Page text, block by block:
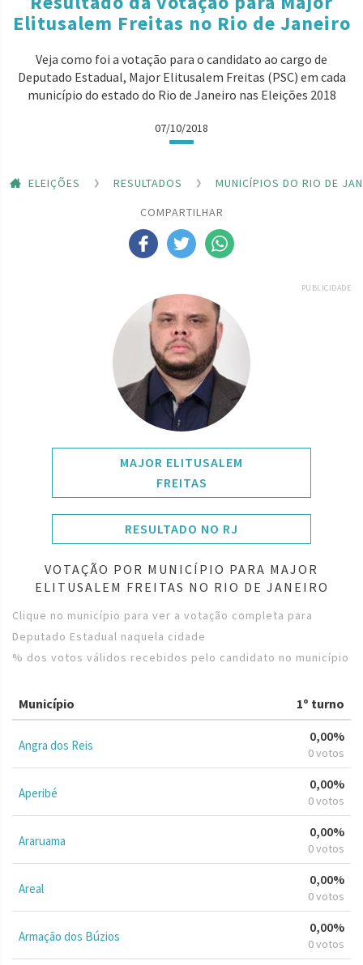
Elitusalem Freitas no Rio de Janeiro
Veja como foi a votação para o candidato ao cargo de
Deputado Estadual, Major Elitusalem Freitas (PSC) em cada
município do estado do Rio de Janeiro nas Eleições 2018
07/10/2018
ELEIÇÕES RESULTADOS
MUNICÍPIOS DO RIO DE
COMPARTILHAR
PUBLICIDADE
MAJOR ELITUSALEM
FREITAS
RESULTADO NO RJ
VOTAÇÃO POR MUNICÍPIO PARA MAJOR
ELITUSALEM FREITAS NO RIO DE JANEIRO
Clique no município para ver a votação completa para
Deputado Estadual naquela cidade
% dos votos válidos recebidos pelo candidato no município
Município 1º turno
Angra dos Reis
0,00%
0 votos
Aperibé
0,00%
0 votos
Araruama
0,00%
0 votos
Areal
0,00%
0 votos
Armação dos Búzios
0,00%
0 votos